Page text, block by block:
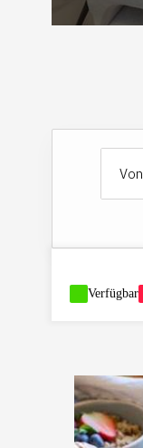
Von
Verfügbar